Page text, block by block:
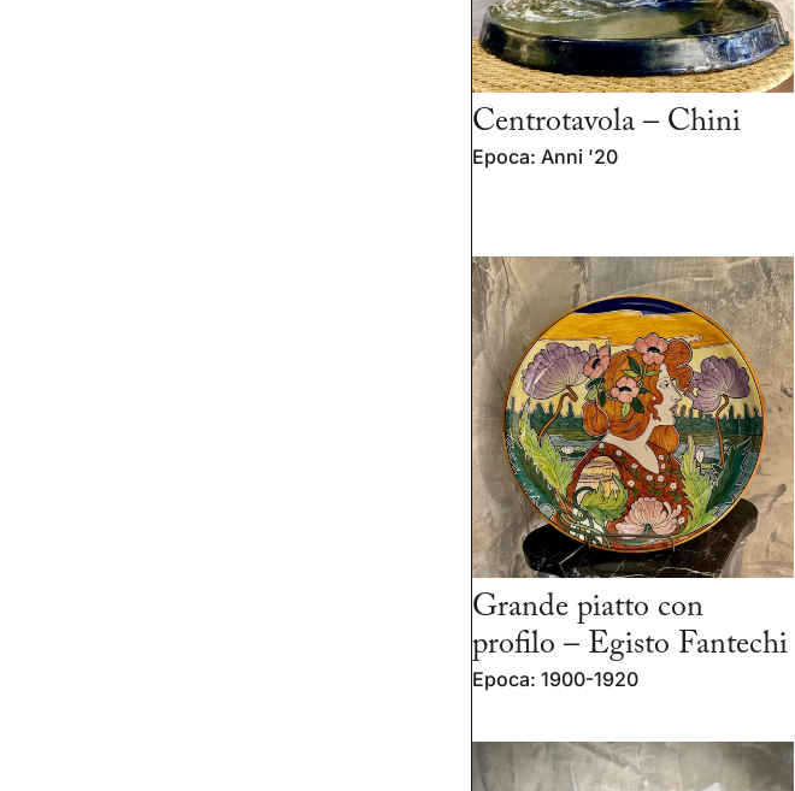
Centrotavola – Chini
Epoca: Anni '20
Grande piatto con
profilo – Egisto Fantechi
Epoca: 1900-1920